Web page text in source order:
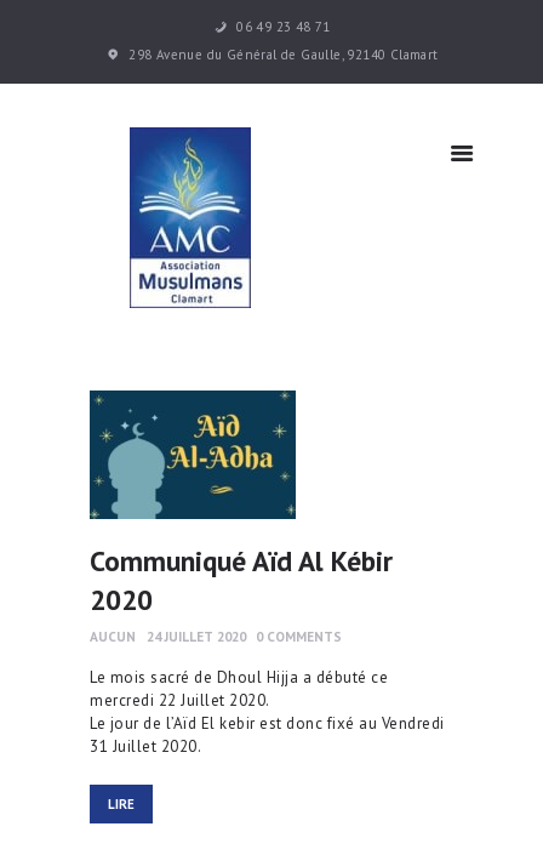
06 49 23 48 71
298 Avenue du Général de Gaulle, 92140 Clamart
Accueil
Les cours
pratiques
Actualités
Contacts
Communiqué Aïd Al Kébir
2020
AUCUN 24 JUILLET 2020 0 COMMENTS
Le mois sacré de Dhoul Hijja a débuté ce
mercredi 22 Juillet 2020.
Le jour de l’Aïd El kebir est donc fixé au Vendredi
31 Juillet 2020.
LIRE